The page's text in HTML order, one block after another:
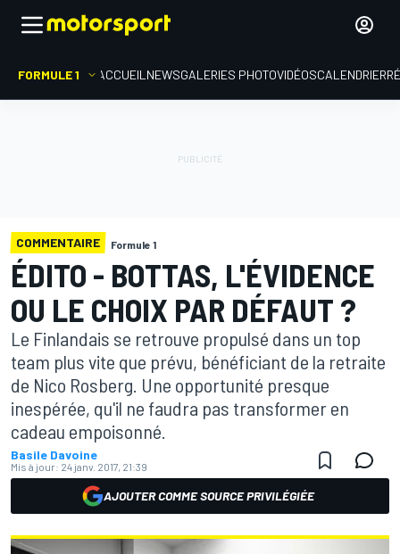
FORMULE 1 ACCUEIL NEWSGALERIES PHOTOVIDÉOSCALENDRIER
COMMENTAIRE Formule 1
ÉDITO - BOTTAS, L'ÉVIDENCE
OU LE CHOIX PAR DÉFAUT ?
Le Finlandais se retrouve propulsé dans un top
team plus vite que prévu, bénéficiant de la retraite
de Nico Rosberg. Une opportunité presque
inespérée, qu'il ne faudra pas transformer en
cadeau empoisonné.
Basile Davoine
Mis à jour: 24 janv. 2017, 21:39
AJOUTER COMME SOURCE PRIVILÉGIÉE